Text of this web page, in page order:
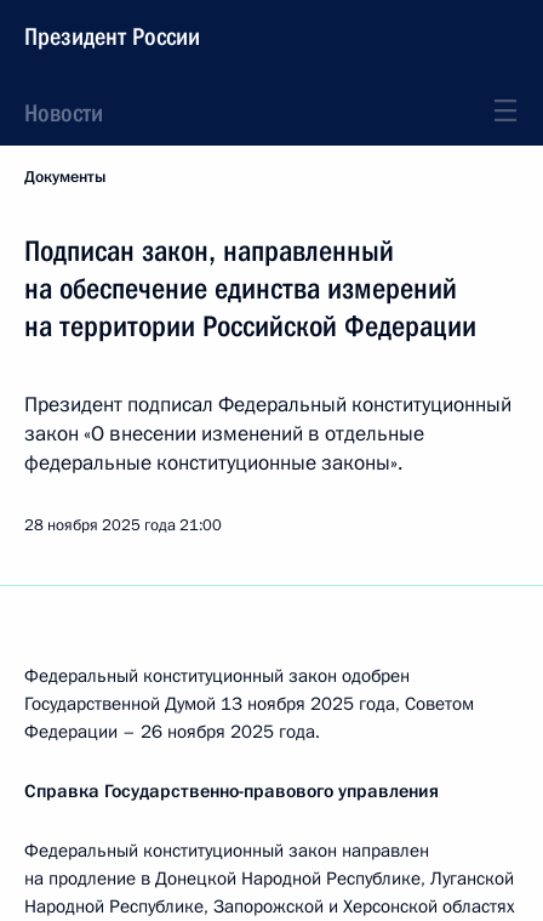
Президент России
Новости
Документы
Подписан закон, направленный
на обеспечение единства измерений
на территории Российской Федерации
Президент подписал Федеральный конституционный
закон «О внесении изменений в отдельные
федеральные конституционные законы».
28 ноября 2025 года21:00
Федеральный конституционный закон одобрен
Государственной Думой 13 ноября 2025 года, Советом
Федерации – 26 ноября 2025 года.
Справка Государственно-правового управления
Федеральный конституционный закон направлен
на продление в Донецкой Народной Республике, Луганской
Народной Республике, Запорожской и Херсонской областях